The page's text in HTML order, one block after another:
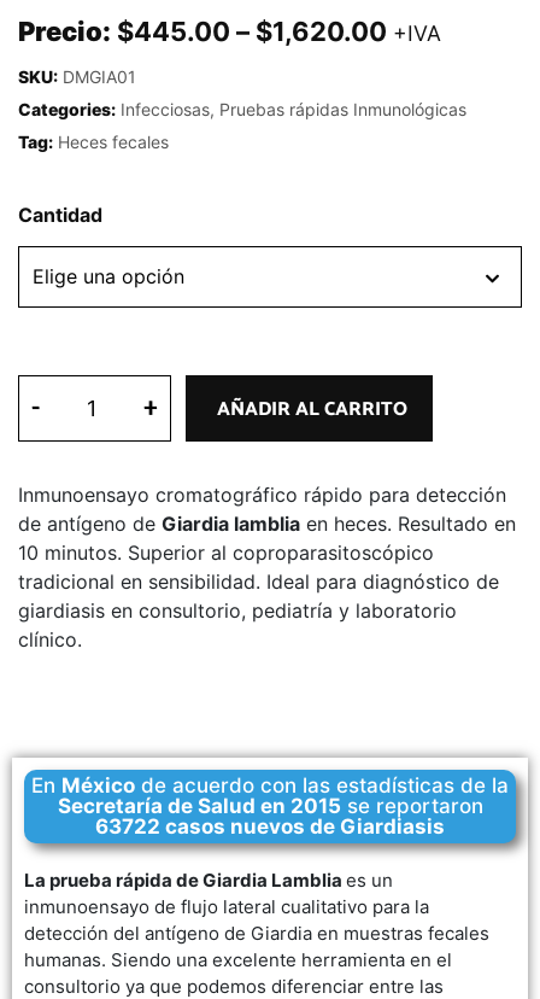
Precio: $445.00 – $1,620.00 +IVA
SKU: DMGIA01
Categories: Infecciosas, Pruebas rápidas Inmunológicas
Tag: Heces fecales
Cantidad
- + AÑADIR AL CARRITO
Inmunoensayo cromatográfico rápido para detección
de antígeno de Giardia lamblia en heces. Resultado en
10 minutos. Superior al coproparasitoscópico
tradicional en sensibilidad. Ideal para diagnóstico de
giardiasis en consultorio, pediatría y laboratorio
clínico.
En México de acuerdo con las estadísticas de la
Secretaría de Salud en 2015 se reportaron
63722 casos nuevos de Giardiasis
La prueba rápida de Giardia Lamblia es un
inmunoensayo de flujo lateral cualitativo para la
detección del antígeno de Giardia en muestras fecales
humanas. Siendo una excelente herramienta en el
consultorio ya que podemos diferenciar entre las